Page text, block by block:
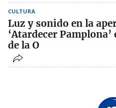
CULTURA
Luz y sonido en la
‘Atardecer Pamplona’
de la O